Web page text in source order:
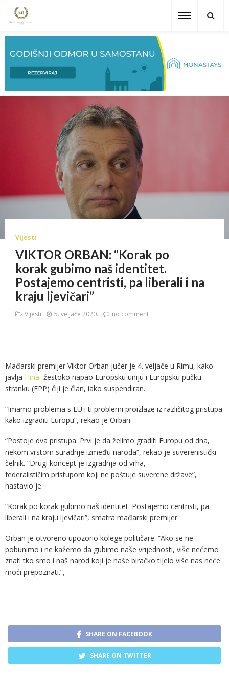
Vijesti
VIKTOR ORBAN: “Korak po
korak gubimo naš identitet.
Postajemo centristi, pa liberali i na
kraju ljevičari”
Vijesti 5. veljače 2020. no comment
Mađarski premijer Viktor Orban jučer je 4. veljače u Rimu, kako
javlja Hina žestoko napao Europsku uniju i Europsku pučku
stranku (EPP) čiji je član, iako suspendiran.
“Imamo problema s EU i ti problemi proizlaze iz različitog pristupa
kako izgraditi Europu”, rekao je Orban
“Postoje dva pristupa. Prvi je da želimo graditi Europu od dna,
nekom vrstom suradnje između naroda”, rekao je suverenistički
čelnik. “Drugi koncept je izgradnja od vrha,
federalističim pristupom koji ne poštuje suverene države”,
nastavio je.
“Korak po korak gubimo naš identitet. Postajemo centristi, pa
liberali i na kraju ljevičari”, smatra mađarski premijer.
Orban je otvoreno upozorio kolege političare: “Ako se ne
pobunimo i ne kažemo da gubimo naše vrijednosti, više nećemo
znati tko smo i naš narod koji je naše biračko tijelo više nas neće
moći prepoznati.”,
SHARE ON FACEBOOK
SHARE ON TWITTER